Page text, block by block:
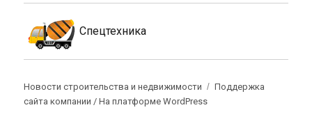
Спецтехника
Новости строительства и недвижимости
Поддержка
сайта компании /На платформе WordPress